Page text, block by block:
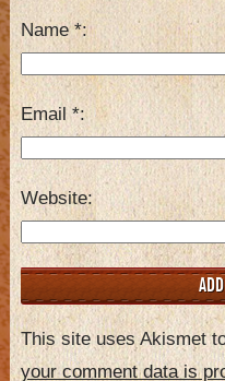
Name*
Email *
Website
This site uses Akismet
your comment data is